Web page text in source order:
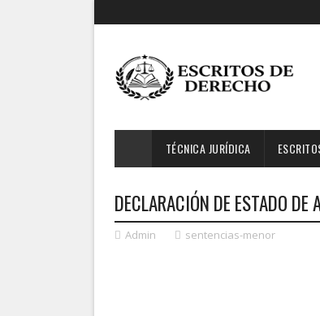
TÉCNICA JURÍDICA
DECLARACIÓN DE ESTADO
Admin sentencias-menor